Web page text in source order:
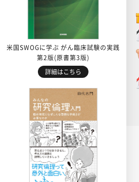
米国SWOGに学ぶ がん臨床試験の実践
第2版(原書第3版)
詳細はこちら